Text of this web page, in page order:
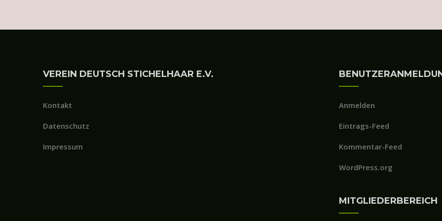
VEREIN DEUTSCH STICHELHAAR E.V.
Kontakt
Datenschutz
Impressum
Anmelden
Eintrags-Feed
Kommentar-Feed
WordPress.org
MITGLIEDERBEREICH